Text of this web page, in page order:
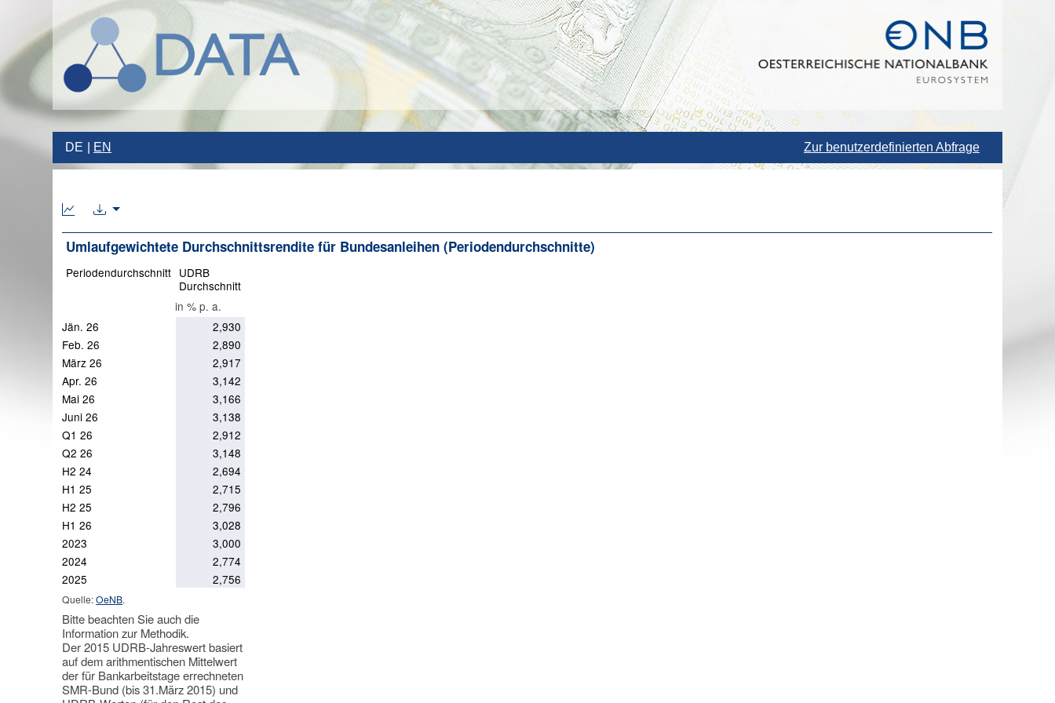
DE EN Zur benutzerdefinierten Abfrage
Umlaufgewichtete Durchschnittsrendite für Bundesanleihen (Periodendurchschnitte)
Periodendurchschnitt UDRB
Durchschnitt
in % p. a.
Jän. 26
2,930
Feb. 26
2,890
März 26
2,917
Apr. 26
3,142
Mai 26
3,166
Juni 26
3,138
Q1 26
2,912
Q2 26
3,148
H2 24
2,694
H1 25
2,715
H2 25
2,796
H1 26
3,028
2023
3,000
2024
2,774
2025
2,756
Quelle:OeNB.
Bitte beachten Sie auch die
Information zur Methodik.
Der 2015 UDRB-Jahreswert basiert
auf dem arithmentischen Mittelwert
der für Bankarbeitstage errechneten
SMR-Bund (bis 31.März 2015) und